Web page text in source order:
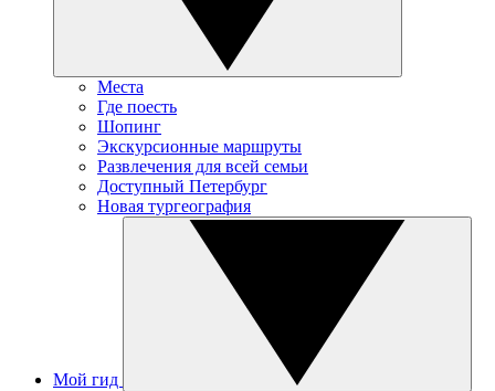
Места
Где поесть
Шопинг
Экскурсионные маршруты
Развлечения для всей семьи
Доступный Петербург
Новая тургеография
Мой гид